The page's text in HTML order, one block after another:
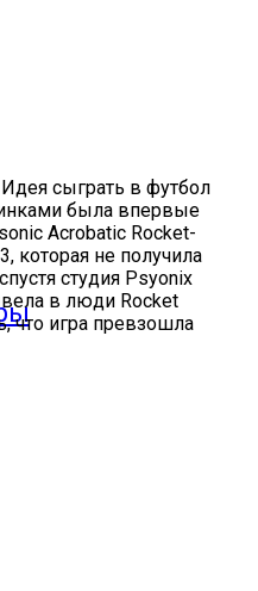
сыграть в футбол
была впервые
Acrobatic Rocket-
которая не получила
студия Psyonix
в люди Rocket
что игра превзошла